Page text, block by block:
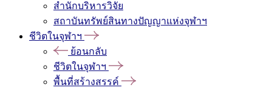
สำนักบริหารวิจัย
สถาบันทรัพย์สินทางปัญญาแห่งจุฬาฯ
ชีวิตในจุฬาฯ
ย้อนกลับ
ชีวิตในจุฬาฯ
พื้นที่สร้างสรรค์